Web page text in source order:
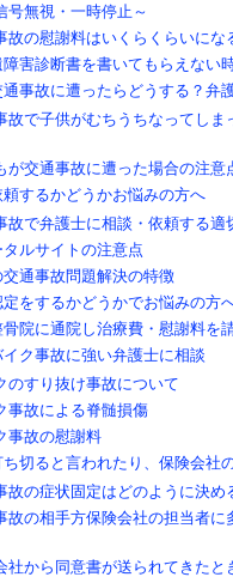
号無視・一時停止～
故の慰謝料はいくらくらいにな
障害診断書を書いてもらえない
事故に遭ったらどうする？弁
故で子供がむちうちなってしま
が交通事故に遭った場合の注意
するかどうかお悩みの方へ
故で弁護士に相談・依頼する適
ルサイトの注意点
通事故問題解決の特徴
をするかどうかでお悩みの方
院に通院し治療費・慰謝料を
ク事故に強い弁護士に相談
のすり抜け事故について
事故による脊髄損傷
事故の慰謝料
切ると言われたり、保険会社
故の症状固定はどのように決め
故の相手方保険会社の担当者に
社から同意書が送られてきたと